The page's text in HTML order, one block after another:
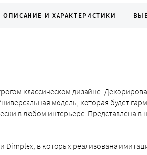
ОПИСАНИЕ И ХАРАКТЕРИСТИКИ
классическом дизайне.
модель, которая будет
в любом интерьере. Представлена в
Dimplex, в которых реализована